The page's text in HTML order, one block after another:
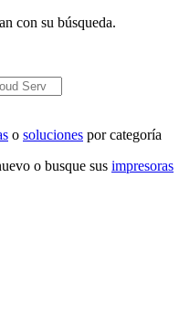
con su búsqueda.
o soluciones por categoría
o busque sus impresoras